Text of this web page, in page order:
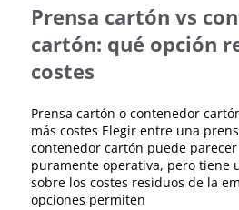
Prensa cartón vs
cartón: qué opción
costes
Prensa cartón o contenedor
más costes Elegir entre una
contenedor cartón puede
puramente operativa, pero tiene
sobre los costes residuos de la
opciones permiten